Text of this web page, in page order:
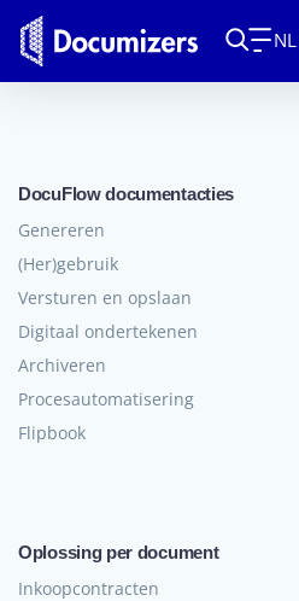
NL
DocuFlow documentacties
Genereren
(Her)gebruik
Versturen en opslaan
Digitaal ondertekenen
Archiveren
Procesautomatisering
Flipbook
Oplossing per document
Inkoopcontracten